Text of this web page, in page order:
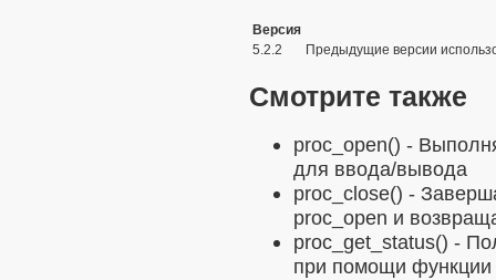
Версия
5.2.2
Предыдущие версии
Смотрите также
proc_open() -
для ввода/вывода
proc_close() -
proc_open и
proc_get_status() -
при помощи функции